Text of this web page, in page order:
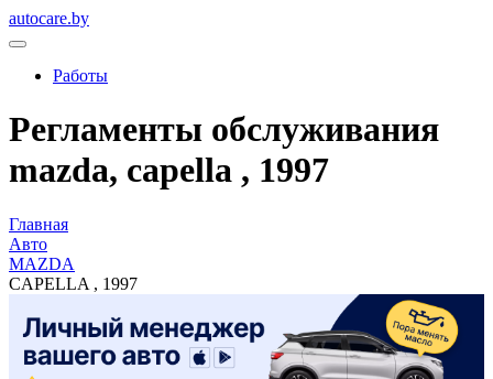
autocare.by
Работы
Регламенты обслуживания
mazda, capella , 1997
Главная
Авто
MAZDA
CAPELLA , 1997